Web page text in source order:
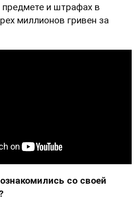
и штрафах в
миллионов гривен за
со своей